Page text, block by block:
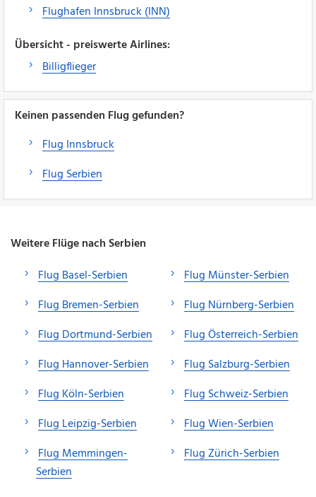
Flughafen Innsbruck (INN)
Übersicht - preiswerte Airlines:
Billigflieger
Keinen passenden Flug gefunden?
Flug Innsbruck
Flug Serbien
Weitere Flüge nach Serbien
Flug Basel-Serbien
Flug Bremen-Serbien
Flug Dortmund-Serbien
Flug Hannover-Serbien
Flug Köln-Serbien
Flug Leipzig-Serbien
Flug Memmingen-
Serbien
Flug Münster-Serbien
Flug Nürnberg-Serbien
Flug Österreich-Serbien
Flug Salzburg-Serbien
Flug Schweiz-Serbien
Flug Wien-Serbien
Flug Zürich-Serbien